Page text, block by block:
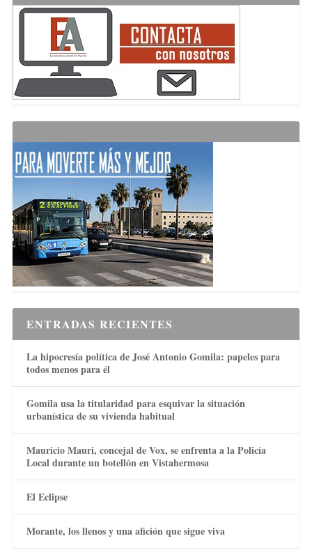
ENTRADAS RECIENTES
La hipocresía política de José Antonio Gomila: papeles para
todos menos para él
Gomila usa la titularidad para esquivar la situación
urbanística de su vivienda habitual
Mauricio Mauri, concejal de Vox, se enfrenta a la Policía
Local durante un botellón en Vistahermosa
El Eclipse
Morante, los llenos y una afición que sigue viva